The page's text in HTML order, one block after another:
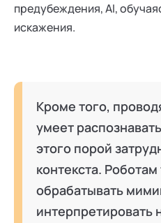
предубеждения, AI,
искажения.
Кроме того,
умеет
этого порой
контекста.
обрабатывать
интерпретировать